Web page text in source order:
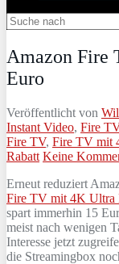
Amazon Fire
Euro
Veröffentlicht von
Instant Video, Fire TV
Fire TV, Fire TV mit
Rabatt Keine
Erneut reduziert
Fire TV mit 4K Ultra
spart immerhin 15
meist nach wenigen
Interesse jetzt
die Streamingbox